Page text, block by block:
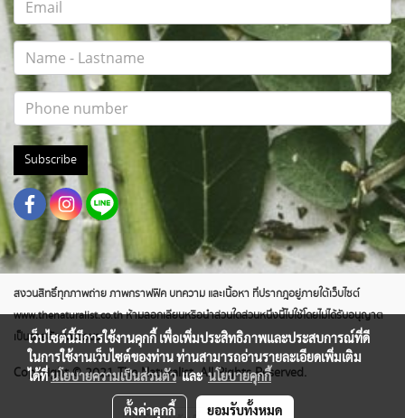
Subscribe
สงวนสิทธิ์ทุกภาพถ่าย ภาพกราฟฟิค บทความ และเนื้อหา ที่ปรากฎอยู่ภายใต้เว็บไซต์
www.thenaturalist.co.th ห้ามลอกเลียนหรือนำส่วนใดส่วนหนึ่งนี้ไปใช้โดยไม่ได้รับอนุญาต
เป็นลายลักษณ์อักษร
Copyright © 2021 The Naturalist. All Rights Reserved.
เว็บไซต์นี้มีการใช้งานคุกกี้ เพื่อเพิ่มประสิทธิภาพและประสบการณ์ที่ดี
ในการใช้งานเว็บไซต์ของท่าน ท่านสามารถอ่านรายละเอียดเพิ่มเติม
ได้ที่นโยบายความเป็นส่วนตัวและนโยบายคุกกี้
ตั้งค่าคุกกี้ ยอมรับทั้งหมด